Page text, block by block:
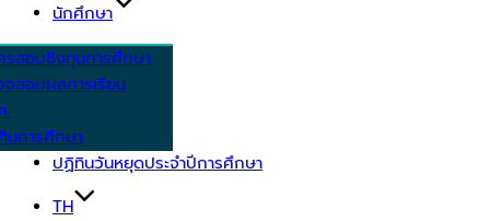
นักศึกษา
รสอบชิงทุนการศึกษา
สอบผลการเรียน
.
นการศึกษา
ปฏิทินวันหยุดประจำปีการศึกษา
TH